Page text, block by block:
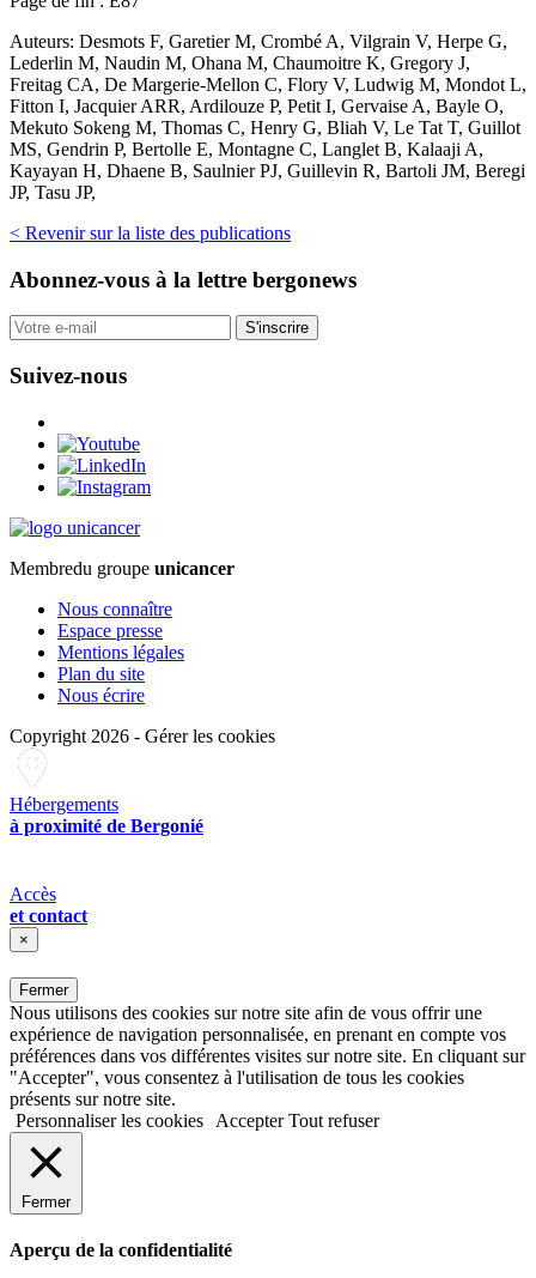
Auteurs: Desmots F, Garetier M, Crombé A, Vilgrain V, Herpe G,
Lederlin M, Naudin M, Ohana M, Chaumoitre K, Gregory J,
Freitag CA, De Margerie-Mellon C, Flory V, Ludwig M, Mondot L,
Fitton I, Jacquier ARR, Ardilouze P, Petit I, Gervaise A, Bayle O,
Mekuto Sokeng M, Thomas C, Henry G, Bliah V, Le Tat T, Guillot
MS, Gendrin P, Bertolle E, Montagne C, Langlet B, Kalaaji A,
Kayayan H, Dhaene B, Saulnier PJ, Guillevin R, Bartoli JM, Beregi
JP, Tasu JP,
< Revenir sur la liste des publications
Abonnez-vous à la lettre bergonews
S'inscrire
Suivez-nous
Membredu groupe unicancer
Nous connaître
Espace presse
Mentions légales
Plan du site
Nous écrire
Copyright 2026 - Gérer les cookies
Hébergements
à proximité de Bergonié
Accès
et contact
×
Fermer
Nous utilisons des cookies sur notre site afin de vous offrir une
expérience de navigation personnalisée, en prenant en compte vos
préférences dans vos différentes visites sur notre site. En cliquant sur
"Accepter", vous consentez à l'utilisation de tous les cookies
présents sur notre site.
Personnaliser les cookies
Accepter Tout refuser
Fermer
Aperçu de la confidentialité